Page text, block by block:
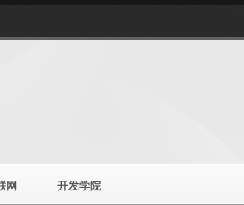
网 开发学院